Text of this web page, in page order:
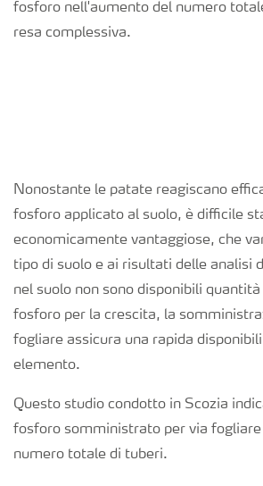
fosforo nell'aumento del numero
resa complessiva.
Nonostante le patate reagiscano
fosforo applicato al suolo, è difficile
economicamente vantaggiose, che
tipo di suolo e ai risultati delle analisi
nel suolo non sono disponibili
fosforo per la crescita, la
fogliare assicura una rapida
elemento.
Questo studio condotto in Scozia
fosforo somministrato per via
numero totale di tuberi.